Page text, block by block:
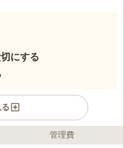
にする
管理費